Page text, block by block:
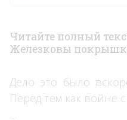
Читайте полный
Железковы
Дело это было
Перед тем как войне